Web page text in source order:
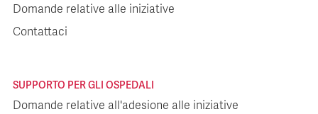
Domande relative alle iniziative
Contattaci
SUPPORTO PER GLI OSPEDALI
Domande relative all'adesione alle iniziative